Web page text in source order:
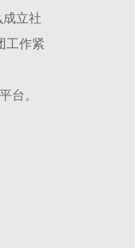
立社
工作紧
台。